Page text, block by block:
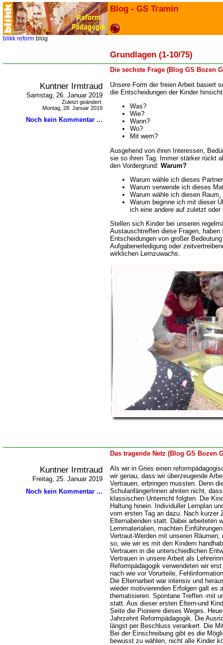
Blog - GS Tramin
blikk reform blog
Grundlagen (1-10/75)
Die sechste Frage (Blog GS Bozen
Kuntner Irmtraud
Samstag, 26. Januar 2019
Zuletzt geändert:
Montag, 28. Januar 2019
Noch kein Kommentar ...
Unsere Form der freien Arbeit basiert
die Entscheidungen der Kinder
Was?
Wie?
Wann?
Wo?
Mit wem?
Ausgehend von ihren Interessen,
sie so ihren Tag. Immer stärker rückt
den Vordergrund: Warum?
Warum wähle ich dieses
Warum verwende ich dieses
Warum wähle ich diesen
Warum beginne ich mit dieser
ich eine andere auf zuletzt
Stellen sich Kinder bei unseren
Austauschtreffen diese Fragen,
Entscheidungen von großer
Aufgabenerledigung oder
wirklichen Lernzuwachs.
Das tragende Netz (Blog GS Bozen
Kuntner Irmtraud
Freitag, 25. Januar 2019
Noch kein Kommentar ...
Als wir in Gries einen
wir genau, dass wir überzeugende
Vertrauen, erbringen mussten. Denn
SchulanfängerInnen ahnten nicht,
klassischen Unterricht folgten. Die
Haltung hinein. Individuller Lernplan
vom ersten Tag an dazu. Nach kurzer
Elternabenden statt. Dabei arbeiteten
Lernmaterialien, machten
Vertraut-Werden mit unseren
so, wie wir es mit den Kindern
Vertrauen in die unterschiedlichen
Vertrauen in unsere Arbeit als
Reformpädagogik verwendeten wir
nach wie vor Vorurteile,
Die Elternarbeit war intensiv und
wieder motivierenden Erfolgen galt es
thematisieren. Spontane Treffen -mit
statt. Aus dieser ersten Eltern-und
Seite die Pioniere dieses Weges.
Jahrzehnt Reformpädagogik. Die
längst per Beschluss verankert. Die
Bei der Einschreibung gibt es die
bewusst zu wählen, nicht alle Kinder